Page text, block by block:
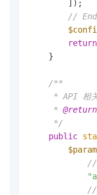
        ]);
//
return
    }
/**
* API 相
     *
@return
     */
public
//
//